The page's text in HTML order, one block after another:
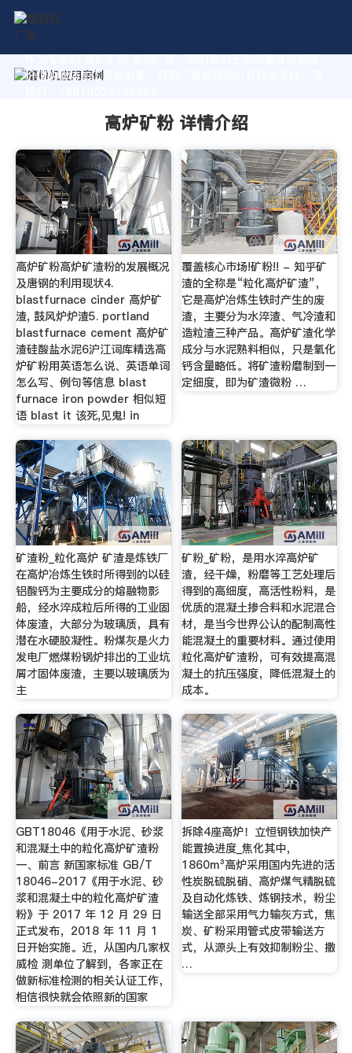
作为专业的 高炉矿粉 制造厂家，我们致力于为您量身定制高
价值的粉体加工系统方案。获取厂家直销报价及技术支持，请
高炉矿粉 详情介绍
高炉矿粉高炉矿渣粉的发展概况
及唐钢的利用现状4.
blastfurnace cinder 高炉矿
渣, 鼓风炉炉渣5. portland
blastfurnace cement 高炉矿
渣硅酸盐水泥6沪江词库精选高
炉矿粉用英语怎么说、英语单词
怎么写、例句等信息 blast
furnace iron powder 相似短
语 blast it 该死,见鬼! in
覆盖核心市场!矿粉!! - 知乎矿
渣的全称是“粒化高炉矿渣”，
它是高炉冶炼生铁时产生的废
渣，主要分为水淬渣、气冷渣和
造粒渣三种产品。高炉矿渣化学
成分与水泥熟料相似，只是氧化
钙含量略低。将矿渣粉磨制到一
定细度，即为矿渣微粉 …
矿渣粉_粒化高炉 矿渣是炼铁厂
在高炉冶炼生铁时所得到的以硅
铝酸钙为主要成分的熔融物影
船，经水淬成粒后所得的工业固
体废渣，大部分为玻璃质，具有
潜在水硬胶凝性。粉煤灰是火力
发电厂燃煤粉锅炉排出的工业坑
屑才固体废渣，主要以玻璃质为
主
矿粉_矿粉，是用水淬高炉矿
渣，经干燥，粉磨等工艺处理后
得到的高细度，高活性粉料，是
优质的混凝土掺合料和水泥混合
材，是当今世界公认的配制高性
能混凝土的重要材料。通过使用
粒化高炉矿渣粉，可有效提高混
凝土的抗压强度，降低混凝土的
成本。
GBT18046《用于水泥、砂浆
和混凝土中的粒化高炉矿渣粉
一、前言 新国家标准 GB/T
18046-2017《用于水泥、砂
浆和混凝土中的粒化高炉矿渣
粉》于 2017 年 12 月 29 日
正式发布，2018 年 11 月 1
日开始实施。近，从国内几家权
威检 测单位了解到，各家正在
做新标准检测的相关认证工作，
相信很快就会依照新的国家
拆除4座高炉！立恒钢铁加快产
能置换进度_焦化其中，
1860m³高炉采用国内先进的活
性炭脱硫脱硝、高炉煤气精脱硫
及自动化炼铁、炼钢技术，粉尘
输送全部采用气力输灰方式，焦
炭、矿粉采用管式皮带输送方
式，从源头上有效抑制粉尘、撒
…